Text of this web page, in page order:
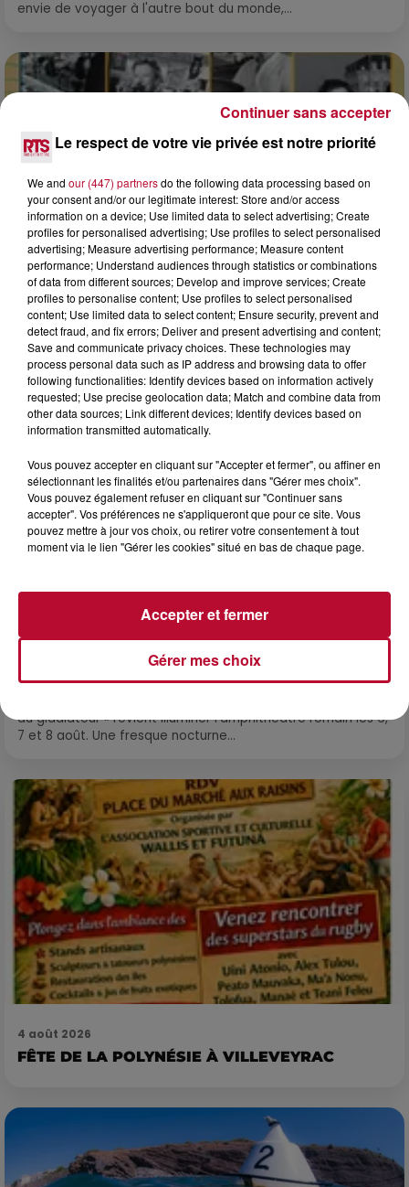
envie de voyager à l'autre bout du monde,...
0h01
DINER CONCERT À LA MJC DE MARSEILLAN
6 août 2026
NÎMES : « LE RÊVE DU GLADIATEUR » INVESTIT
LES ARÈNES CES 3...
du gladiateur » revient illuminer l'amphithéâtre romain les 6,
7 et 8 août. Une fresque nocturne...
4 août 2026
FÊTE DE LA POLYNÉSIE À VILLEVEYRAC
Le respect de votre vie privée est notre priorité
We and our (447) partnersdo the following data processing based on
your consent and/or our legitimate interest: Store and/or access
information on a device; Use limited data to select advertising; Create
profiles for personalised advertising; Use profiles to select personalised
advertising; Measure advertising performance; Measure content
performance; Understand audiences through statistics or combinations
of data from different sources; Develop and improve services; Create
profiles to personalise content; Use profiles to select personalised
content; Use limited data to select content; Ensure security, prevent and
detect fraud, and fix errors; Deliver and present advertising and content;
Save and communicate privacy choices. These technologies may
process personal data such as IP address and browsing data to offer
following functionalities: Identify devices based on information actively
requested; Use precise geolocation data; Match and combine data from
other data sources; Link different devices; Identify devices based on
information transmitted automatically.
Vous pouvez accepter en cliquant sur "Accepter et fermer", ou affiner en
sélectionnant les finalités et/ou partenaires dans "Gérer mes choix".
Vous pouvez également refuser en cliquant sur "Continuer sans
accepter". Vos préférences ne s'appliqueront que pour ce site. Vous
pouvez mettre à jour vos choix, ou retirer votre consentement à tout
moment via le lien "Gérer les cookies" situé en bas de chaque page.
Gérer mes choix
Accepter et fermer
Continuer sans accepter